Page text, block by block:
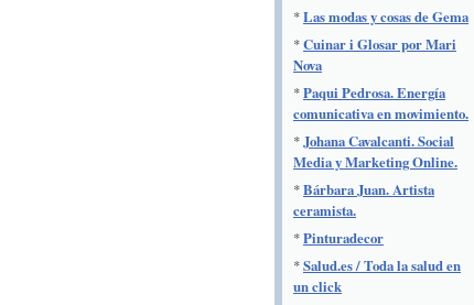
*Las modas y cosas de Gema
*Cuinar i Glosar por Mari
Nova
*Paqui Pedrosa. Energía
comunicativa en movimiento.
*Johana Cavalcanti. Social
Media y Marketing Online.
*Bárbara Juan. Artista
ceramista.
*Pinturadecor
*Salud.es / Toda la salud en
un click